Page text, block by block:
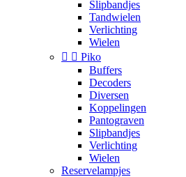
Slipbandjes
Tandwielen
Verlichting
Wielen
  Piko
Buffers
Decoders
Diversen
Koppelingen
Pantograven
Slipbandjes
Verlichting
Wielen
Reservelampjes